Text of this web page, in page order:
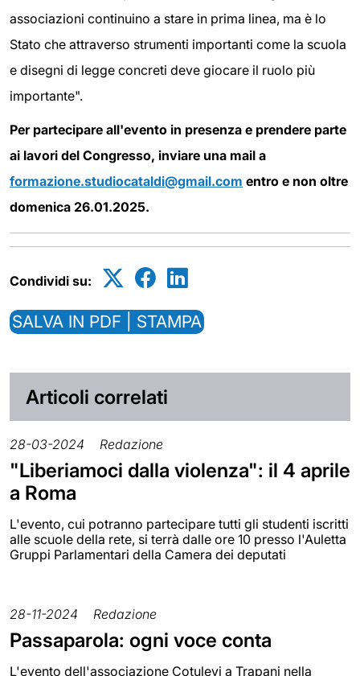
associazioni continuino a stare in prima linea, ma è lo
Stato che attraverso strumenti importanti come la scuola
e disegni di legge concreti deve giocare il ruolo più
importante".
Per partecipare all'evento in presenza e prendere parte
ai lavori del Congresso, inviare una mail a
formazione.studiocataldi@gmail.com entro e non oltre
domenica 26.01.2025.
Condividi su:
SALVA IN PDF | STAMPA
Articoli correlati
28-03-2024 Redazione
"Liberiamoci dalla violenza": il 4 aprile
a Roma
L'evento, cui potranno partecipare tutti gli studenti iscritti
alle scuole della rete, si terrà dalle ore 10 presso l'Auletta
Gruppi Parlamentari della Camera dei deputati
28-11-2024 Redazione
Passaparola: ogni voce conta
L'evento dell'associazione Cotulevi a Trapani nella